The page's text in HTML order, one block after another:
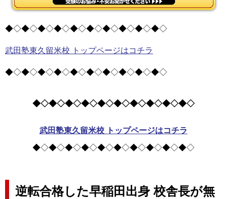
◆◇◆◇◆◇◆◇◆◇◆◇◆◇◆◇◆◇◆◇
武田塾東久留米校 トップページはコチラ
◆◇◆◇◆◇◆◇◆◇◆◇◆◇◆◇◆◇◆◇
◆◇◆◇◆◇◆◇◆◇◆◇◆◇◆◇◆◇◆◇
武田塾東久留米校 トップページはコチラ
◆◇◆◇◆◇◆◇◆◇◆◇◆◇◆◇◆◇◆◇
逆転合格した早稲田出身 校舎長が無